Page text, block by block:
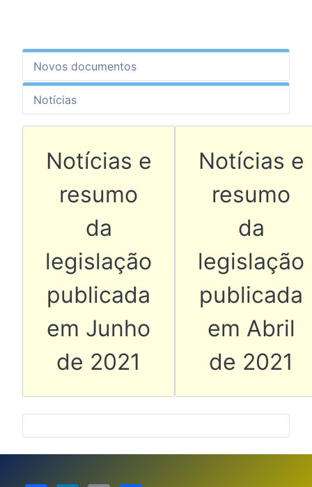
Novos documentos
Notícias
Artigo anterior: Notícias
Notícias e
resumo
da
legislação
publicada
em Junho
de 2021
Artigo
Notícias e
resumo
da
legislação
publicada
em Abril
de 2021